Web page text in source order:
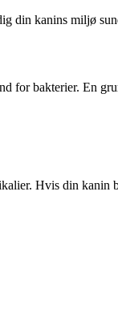
din kanins miljø
bakterier. En
Hvis din kanin